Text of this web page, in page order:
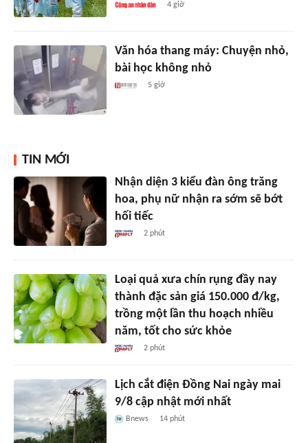
4 giờ
Văn hóa thang máy: Chuyện nhỏ,
bài học không nhỏ
5 giờ
TIN MỚI
Nhận diện 3 kiểu đàn ông trăng
hoa, phụ nữ nhận ra sớm sẽ bớt
hối tiếc
2 phút
Loại quả xưa chín rụng đầy nay
thành đặc sản giá 150.000 đ/kg,
trồng một lần thu hoạch nhiều
năm, tốt cho sức khỏe
2 phút
Lịch cắt điện Đồng Nai ngày mai
9/8 cập nhật mới nhất
Bnews 14 phút